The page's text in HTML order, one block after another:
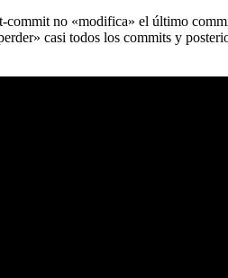
no «modifica» el último
casi todos los commits y